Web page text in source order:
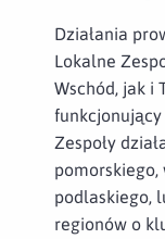
Działania
Lokalne
Wschód, jak i
Zespoły
pomorskiego,
podlaskiego,
regionów o